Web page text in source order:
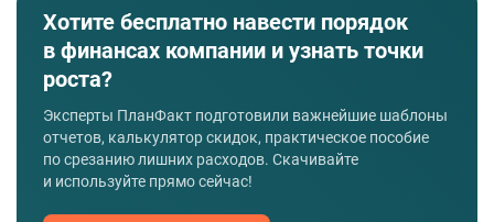
Хотите бесплатно навести порядок
в финансах компании и узнать точки
роста?
Эксперты ПланФакт подготовили важнейшие шаблоны
отчетов, калькулятор скидок, практическое пособие
по срезанию лишних расходов. Скачивайте
и используйте прямо сейчас!